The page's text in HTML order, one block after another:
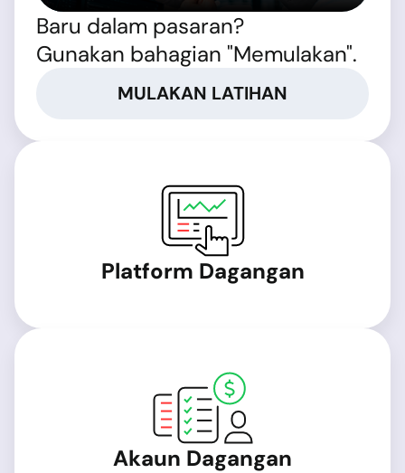
Baru dalam pasaran?
Gunakan bahagian "Memulakan".
MULAKAN LATIHAN
Platform Dagangan
Akaun Dagangan